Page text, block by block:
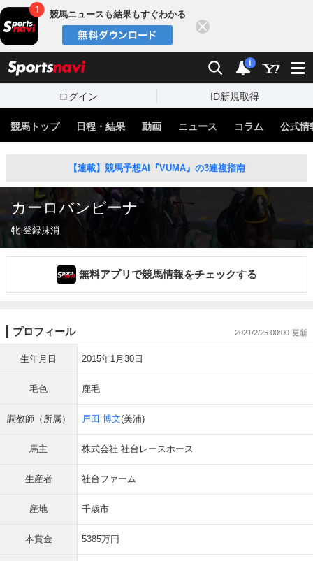
競馬ニュースも結果もすぐわかる
検索 通知
i
ログイン ID新規取得
競馬トップ 日程・結果 動画 ニュース コラム 公式情
【連載】競馬予想AI『VUMA』の3連複指南
カーロバンビーナ
牝 登録抹消
無料アプリで競馬情報をチェックする
プロフィール 2021/2/25 00:00
生年月日 2015年1月30日
毛色 鹿毛
調教師（所属） 戸田 博文(美浦)
馬主 株式会社 社台レースホース
生産者 社台ファーム
産地 千歳市
本賞金 5385万円